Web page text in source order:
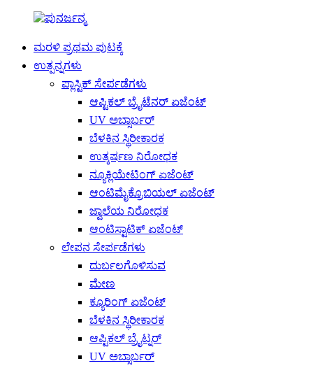
ಮರಳಿ ಪ್ರಥಮ ಪುಟಕ್ಕೆ
ಉತ್ಪನ್ನಗಳು
ಪ್ಲಾಸ್ಟಿಕ್ ಸೇರ್ಪಡೆಗಳು
ಆಪ್ಟಿಕಲ್ ಬ್ರೈಟೆನರ್ ಏಜೆಂಟ್
UV ಅಬ್ಸಾರ್ಬರ್
ಬೆಳಕಿನ ಸ್ಥಿರೀಕಾರಕ
ಉತ್ಕರ್ಷಣ ನಿರೋಧಕ
ನ್ಯೂಕ್ಲಿಯೇಟಿಂಗ್ ಏಜೆಂಟ್
ಆಂಟಿಮೈಕ್ರೊಬಿಯಲ್ ಏಜೆಂಟ್
ಜ್ವಾಲೆಯ ನಿರೋಧಕ
ಆಂಟಿಸ್ಟಾಟಿಕ್ ಏಜೆಂಟ್
ಲೇಪನ ಸೇರ್ಪಡೆಗಳು
ದುರ್ಬಲಗೊಳಿಸುವ
ಮೇಣ
ಕ್ಯೂರಿಂಗ್ ಏಜೆಂಟ್
ಬೆಳಕಿನ ಸ್ಥಿರೀಕಾರಕ
ಆಪ್ಟಿಕಲ್ ಬ್ರೈಟ್ನರ್
UV ಅಬ್ಸಾರ್ಬರ್